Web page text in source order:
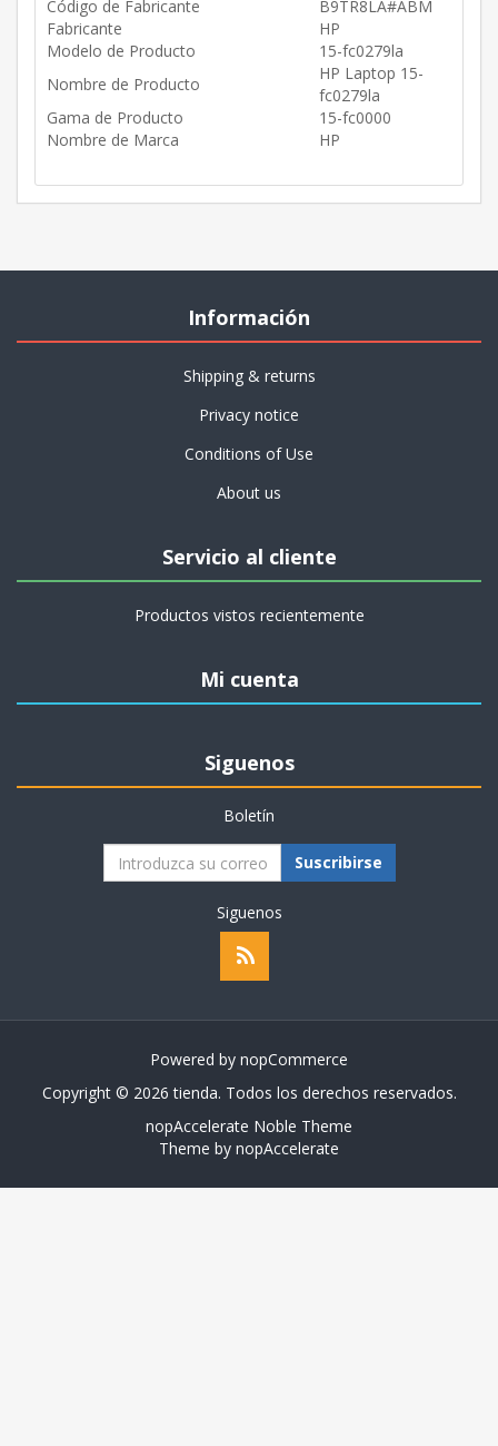
Código de Fabricante
B9TR8LA#ABM
Fabricante
HP
Modelo de Producto
15-fc0279la
Nombre de Producto
HP Laptop 15-
fc0279la
Gama de Producto
15-fc0000
Nombre de Marca
HP
Información
Shipping & returns
Privacy notice
Conditions of Use
About us
Servicio al cliente
Productos vistos recientemente
Mi cuenta
Siguenos
Boletín
Suscribirse
Siguenos
Powered by nopCommerce
Copyright © 2026 tienda. Todos los derechos reservados.
nopAccelerate Noble Theme
Theme by nopAccelerate